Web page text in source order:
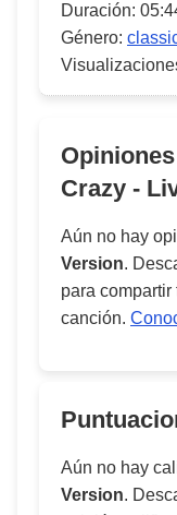
Duración:
Género:
Crazy -
Aún no hay
Version.
para
canción.
Aún no hay
Version.